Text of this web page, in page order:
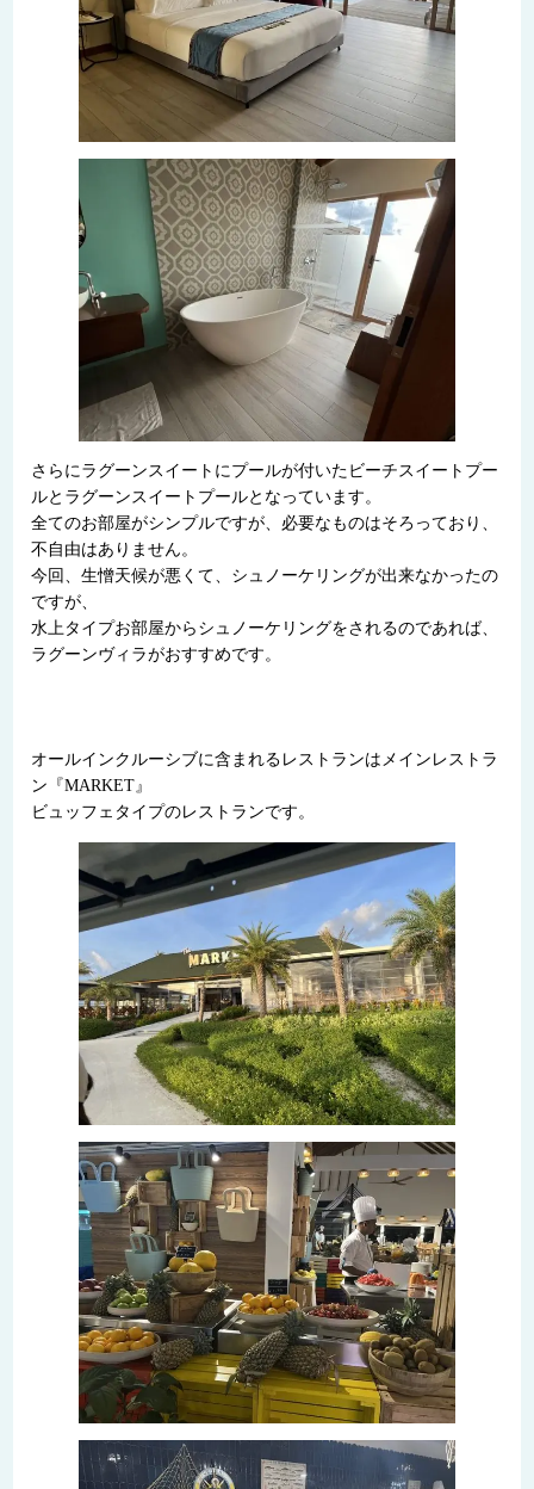
さらにラグーンスイートにプールが付いたビーチスイートプー
ルとラグーンスイートプールとなっています。
全てのお部屋がシンプルですが、必要なものはそろっており、
不自由はありません。
今回、生憎天候が悪くて、シュノーケリングが出来なかったの
ですが、
水上タイプお部屋からシュノーケリングをされるのであれば、
ラグーンヴィラがおすすめです。
オールインクルーシブに含まれるレストランはメインレストラ
ン『MARKET』
ビュッフェタイプのレストランです。